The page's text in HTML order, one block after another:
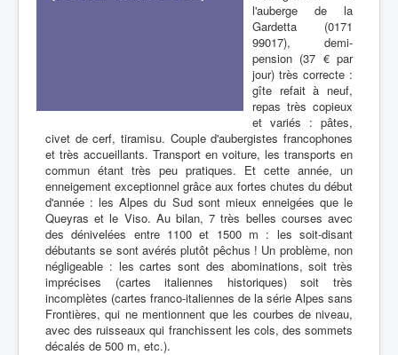
l'auberge de la
Gardetta (0171
99017), demi-
pension (37 € par
jour) très correcte :
gîte refait à neuf,
repas très copieux
et variés : pâtes,
civet de cerf, tiramisu. Couple d'aubergistes francophones
et très accueillants. Transport en voiture, les transports en
commun étant très peu pratiques. Et cette année, un
enneigement exceptionnel grâce aux fortes chutes du début
d'année : les Alpes du Sud sont mieux enneigées que le
Queyras et le Viso. Au bilan, 7 très belles courses avec
des dénivelées entre 1100 et 1500 m : les soit-disant
débutants se sont avérés plutôt pêchus ! Un problème, non
négligeable : les cartes sont des abominations, soit très
imprécises (cartes italiennes historiques) soit très
incomplètes (cartes franco-italiennes de la série Alpes sans
Frontières, qui ne mentionnent que les courbes de niveau,
avec des ruisseaux qui franchissent les cols, des sommets
décalés de 500 m, etc.).